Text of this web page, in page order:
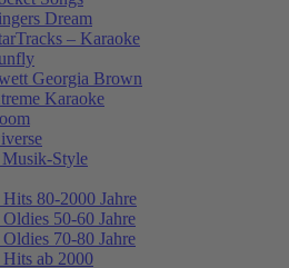
Dream
– Karaoke
Georgia Brown
Karaoke
Musik-Style
Hits 80-2000 Jahre
50-60 Jahre
70-80 Jahre
Hits ab 2000